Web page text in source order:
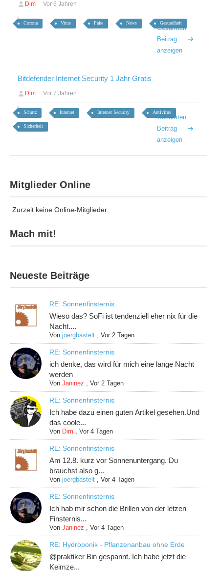
Dim Vor 6 Jahren
Corona Virus Fake News Gesundheit
Gesamten
Beitrag
anzeigen
Bitdefender Internet Security 1 Jahr Gratis
Dim Vor 7 Jahren
Schutz Internet Internet Security Antivirus
Sicherheit
Gesamten
Beitrag
anzeigen
Mitglieder Online
Zurzeit keine Online-Mitglieder
Mach mit!
Neueste Beiträge
RE: Sonnenfinsternis
Wieso das? SoFi ist tendenziell eher nix für die
Nacht....
Vonjoergbastelt ,Vor 2 Tagen
RE: Sonnenfinsternis
ich denke, das wird für mich eine lange Nacht
werden
VonJaninez ,Vor 2 Tagen
RE: Sonnenfinsternis
Ich habe dazu einen guten Artikel gesehen.Und
das coole...
Von Dim ,Vor 4 Tagen
RE: Sonnenfinsternis
Am 12.8. kurz vor Sonnenuntergang. Du
brauchst also g...
Vonjoergbastelt ,Vor 4 Tagen
RE: Sonnenfinsternis
Ich hab mir schon die Brillen von der letzen
Finsternis...
VonJaninez ,Vor 4 Tagen
RE: Hydroponik - Pflanzenanbau ohne Erde
@praktiker Bin gespannt. Ich habe jetzt die
Keimze...